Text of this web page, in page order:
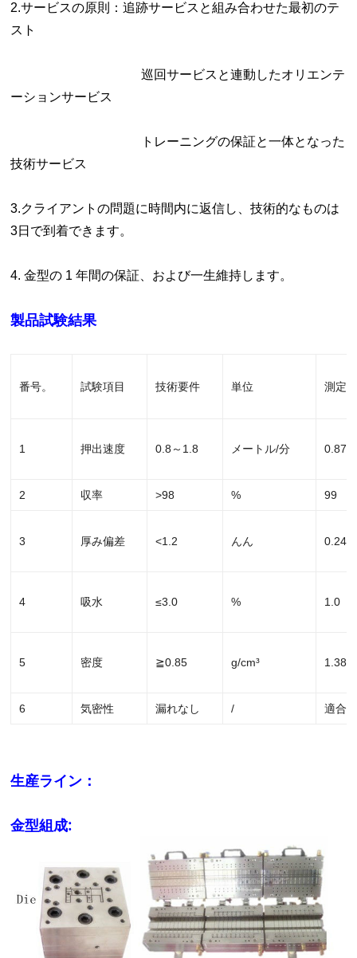
2.サービスの原則：追跡サービスと組み合わせた最初のテ
スト
巡回サービスと連動したオリエンテ
ーションサービス
トレーニングの保証と一体となった
技術サービス
3.クライアントの問題に時間内に返信し、技術的なものは
3日で到着できます。
4. 金型の 1 年間の保証、および一生維持します。
製品試験結果
番号。 試験項目 技術要件 単位 測定
1 押出速度 0.8～1.8 メートル/分 0.87
2 収率 >98 % 99
3 厚み偏差 <1.2 んん 0.24
4 吸水 ≤3.0 % 1.0
5 密度 ≧0.85 g/cm³ 1.38
6 気密性 漏れなし / 適合
生産ライン：
金型組成: